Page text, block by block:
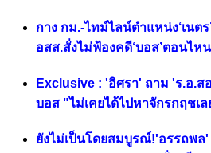
กาง กม.-ไทม์ไลน์ตำแหน่ง‘เนต
อสส.สั่งไม่ฟ้องคดี‘บอส’ตอนไห
Exclusive : 'อิศรา' ถาม 'ร.อ.ส
บอส "ไม่เคยได้ไปหาจักรกฤชเล
ยังไม่เป็นโดยสมบูรณ์!'อรรถพล'